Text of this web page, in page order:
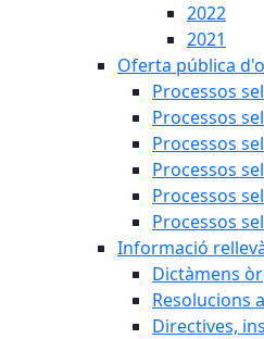
2022
2021
Oferta pública
Processos
Processos
Processos
Processos
Processos
Processos
Informació
Dictàmens
Resolucions
Directives,